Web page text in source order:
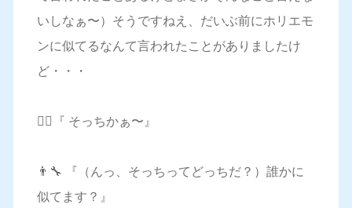
いしなぁ〜）そうですねえ、だいぶ前にホリエモ
ンに似てるなんて言われたことがありましたけ
ど・・・
🙋‍♀️『 そっちかぁ〜』
👨‍🔧 『（んっ、そっちってどっちだ？）誰かに
似てます？』